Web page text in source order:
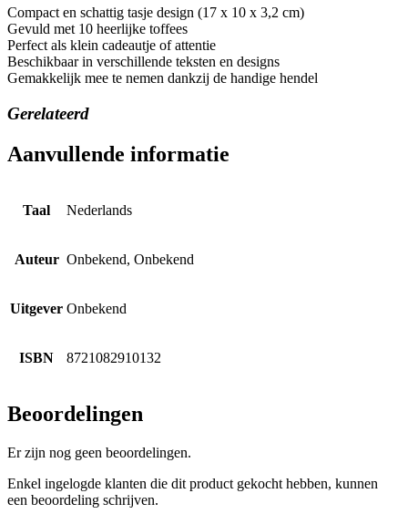
Compact en schattig tasje design (17 x 10 x 3,2 cm)
Gevuld met 10 heerlijke toffees
Perfect als klein cadeautje of attentie
Beschikbaar in verschillende teksten en designs
Gemakkelijk mee te nemen dankzij de handige hendel
Gerelateerd
Aanvullende informatie
Taal Nederlands
Auteur Onbekend, Onbekend
Uitgever Onbekend
ISBN 8721082910132
Beoordelingen
Er zijn nog geen beoordelingen.
Enkel ingelogde klanten die dit product gekocht hebben, kunnen
een beoordeling schrijven.